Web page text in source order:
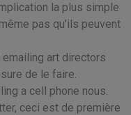
la plus simple
pas qu'ils peuvent
art directors
de le faire.
a cell phone nous.
ceci est de première